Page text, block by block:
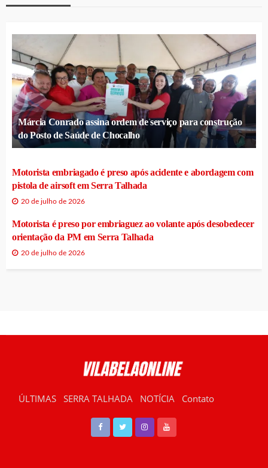
Márcia Conrado assina ordem de serviço para construção
do Posto de Saúde de Chocalho
Motorista embriagado é preso após acidente e abordagem com
pistola de airsoft em Serra Talhada
20 de julho de 2026
Motorista é preso por embriaguez ao volante após desobedecer
orientação da PM em Serra Talhada
20 de julho de 2026
ÚLTIMAS SERRA TALHADA NOTÍCIA Contato